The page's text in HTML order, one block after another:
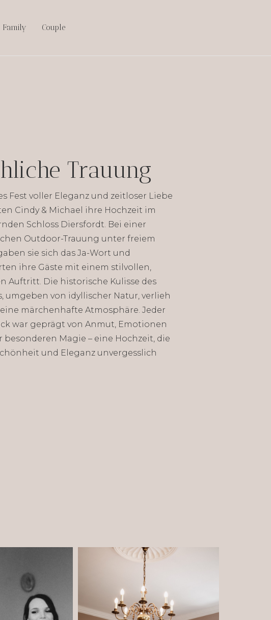
Family Couple
Trauung
Fest voller Eleganz und zeitloser Liebe
Cindy & Michael ihre Hochzeit im
Schloss Diersfordt. Bei einer
Outdoor-Trauung unter freiem
sie sich das Ja-Wort und
ihre Gäste mit einem stilvollen,
Auftritt. Die historische Kulisse des
umgeben von idyllischer Natur, verlieh
märchenhafte Atmosphäre. Jeder
war geprägt von Anmut, Emotionen
besonderen Magie – eine Hochzeit, die
und Eleganz unvergesslich